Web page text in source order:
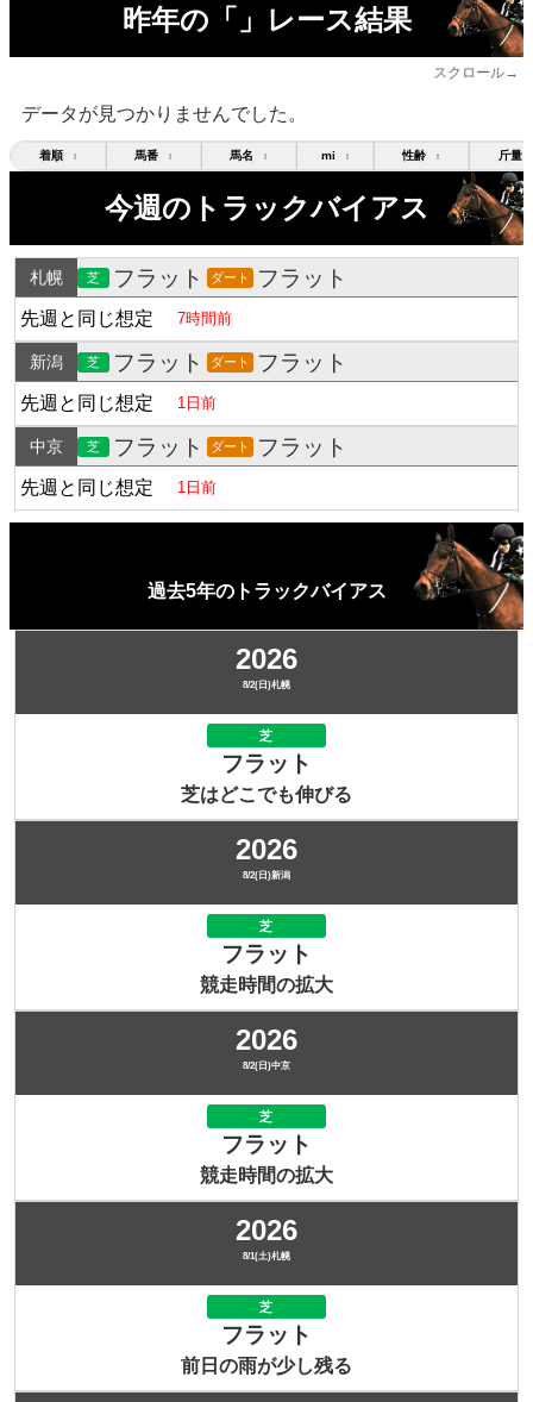
昨年の「」レース結果
スクロール→
データが見つかりませんでした。
着順 ↕ 馬番 ↕ 馬名 ↕ mi ↕ 性齢 ↕ 斤量
今週のトラックバイアス
札幌 芝 フラット ダート フラット
先週と同じ想定 7時間前
新潟 芝 フラット ダート フラット
先週と同じ想定 1日前
中京 芝 フラット ダート フラット
先週と同じ想定 1日前
過去5年のトラックバイアス
2026
8/2(日)札幌
芝
フラット
芝はどこでも伸びる
2026
8/2(日)新潟
芝
フラット
競走時間の拡大
2026
8/2(日)中京
芝
フラット
競走時間の拡大
2026
8/1(土)札幌
芝
フラット
前日の雨が少し残る